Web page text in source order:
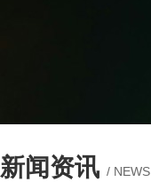
新闻资讯 / NEWS